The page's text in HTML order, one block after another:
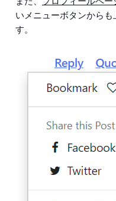
いメニューボタンから
す。